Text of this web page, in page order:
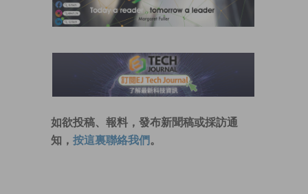
如欲投稿、報料，發布新聞稿或採訪通
知， 按這裏聯絡我們 。